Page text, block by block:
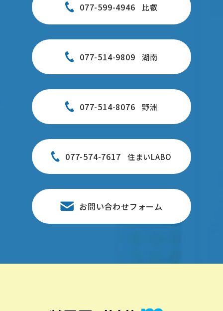
077-599-4946 比叡
077-514-9809 湖南
077-514-8076 野洲
077-574-7617 住まいLABO
お問い合わせフォーム